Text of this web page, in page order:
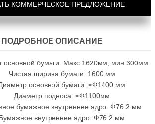
КОММЕРЧЕСКОЕ ПРЕДЛОЖЕНИЕ
ПОДРОБНОЕ ОПИСАНИЕ
основной бумаги: Макс 1620мм, мин 300мм
Чистая ширина бумаги: 1600 мм
основной бумаги: ≤Ф1400 мм
Диаметр подноса: ≤Ф1100мм
бумажное внутреннее ядро: Ф76.2 мм
Бумажное внутреннее ядро: Ф76.2 мм